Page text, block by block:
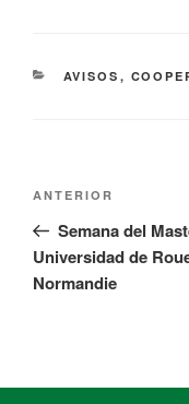
AVISOS ,
ANTERIOR
Semana del
Universidad de
Normandie